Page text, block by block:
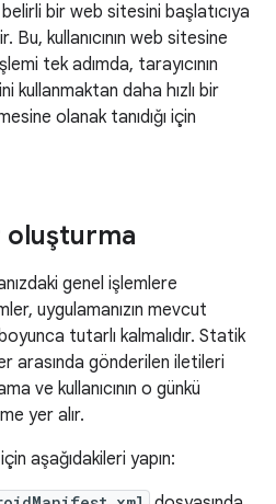
belirli bir web sitesini başlatıcıya
kullanıcının web sitesine
tek adımda, tarayıcının
kullanmaktan daha hızlı bir
olanak tanıdığı için
oluşturma
genel işlemlere
uygulamanızın mevcut
tutarlı kalmalıdır. Statik
arasında gönderilen iletileri
ve kullanıcının o günkü
yer alır.
aşağıdakileri yapın: